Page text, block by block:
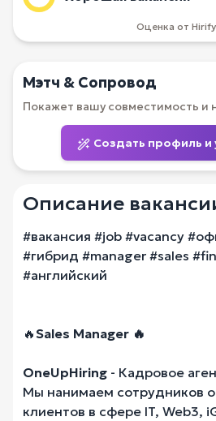
Оценка от Hirify
Мэтч & Сопровод
Покажет вашу совместимость и
Создать профиль и
Описание
#вакансия #job #vacancy
#гибрид #manager #sales
#английский
🔥Sales Manager 🔥
OneUpHiring - Кадровое
Мы нанимаем сотрудников
клиентов в сфере IT, Web3,